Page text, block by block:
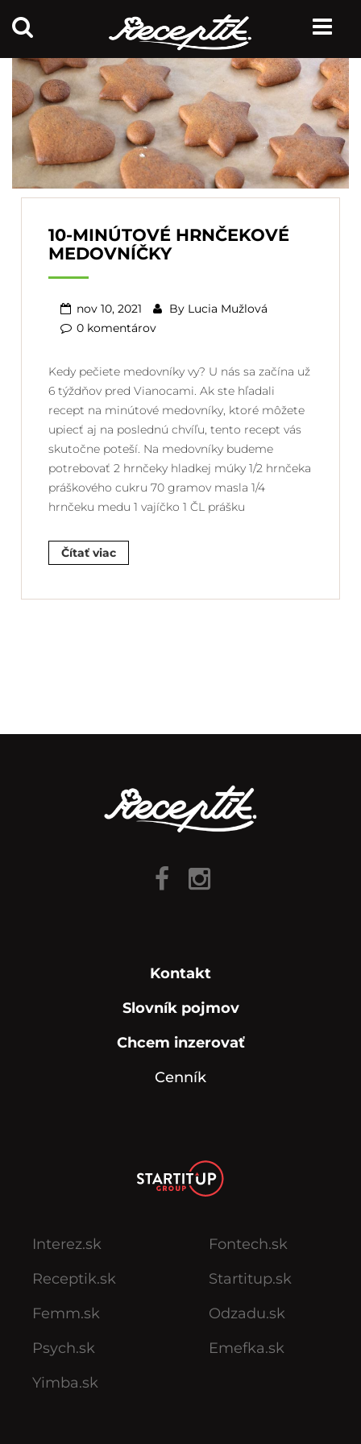
10-MINÚTOVÉ HRNČEKOVÉ
MEDOVNÍČKY
nov 10, 2021 By Lucia Mužlová
0 komentárov
Kedy pečiete medovníky vy? U nás sa začína už
6 týždňov pred Vianocami. Ak ste hľadali
recept na minútové medovníky, ktoré môžete
upiecť aj na poslednú chvíľu, tento recept vás
skutočne poteší. Na medovníky budeme
potrebovať 2 hrnčeky hladkej múky 1/2 hrnčeka
práškového cukru 70 gramov masla 1/4
hrnčeku medu 1 vajíčko 1 ČL prášku
Čítať viac
Kontakt
Slovník pojmov
Chcem inzerovať
Cenník
Interez.sk
Receptik.sk
Femm.sk
Psych.sk
Yimba.sk
Fontech.sk
Startitup.sk
Odzadu.sk
Emefka.sk